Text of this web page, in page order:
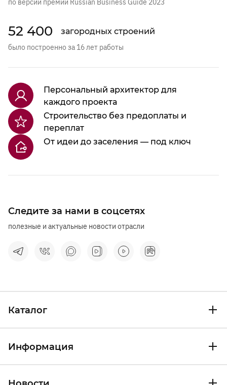
по версии премии Russian Business Guide 2023
52 400 загородных строений
было построенно за 16 лет работы
Следите за нами в соцсетях
полезные и актуальные новости отрасли
Персональный архитектор для
каждого проекта
Строительство без предоплаты и
переплат
От идеи до заселения — под ключ
Каталог
Информация